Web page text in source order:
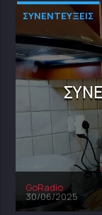
ΣΥΝΕΝΤΕΥΞΕΙΣ
GoRadio
30/06/2025